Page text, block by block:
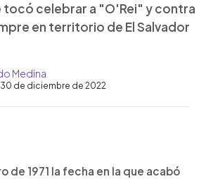
tocó celebrar a "O'Rei" y contra
en territorio de El Salvador
Medina
de diciembre de 2022
artículo
de 1971 la fecha en la que acabó